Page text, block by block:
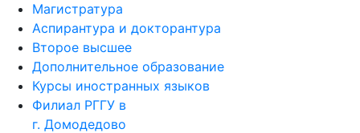
Магистратура
Аспирантура и докторантура
Второе высшее
Дополнительное образование
Курсы иностранных языков
Филиал РГГУ в
г. Домодедово